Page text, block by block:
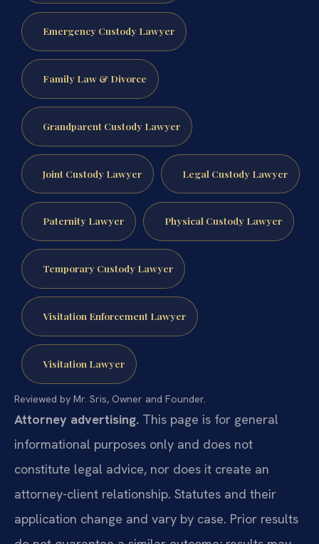
Emergency Custody Lawyer
Family Law & Divorce
Grandparent Custody Lawyer
Joint Custody Lawyer Legal Custody Lawyer
Paternity Lawyer Physical Custody Lawyer
Temporary Custody Lawyer
Visitation Enforcement Lawyer
Visitation Lawyer
Reviewed by Mr. Sris, Owner and Founder.
Attorney advertising. This page is for general
informational purposes only and does not
constitute legal advice, nor does it create an
attorney-client relationship. Statutes and their
application change and vary by case. Prior results